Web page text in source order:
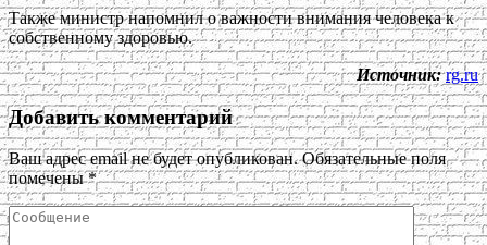
Также министр напомнил о важности внимания человека к
собственному здоровью.
Источник: rg.ru
Добавить комментарий
Ваш адрес email не будет опубликован. Обязательные поля
помечены*